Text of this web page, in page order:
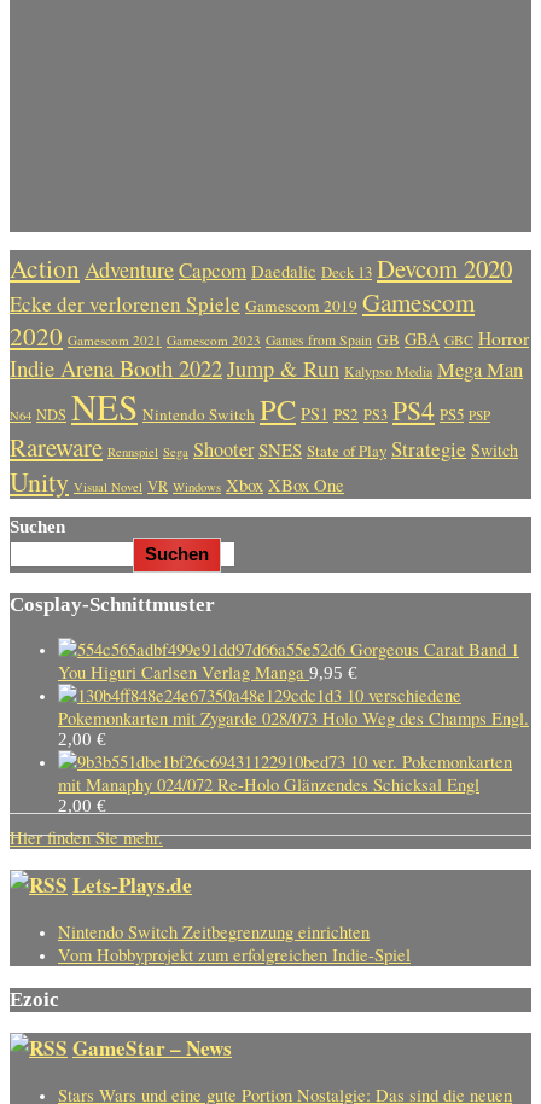
Action AdventureCapcom Daedalic Deck 13 Devcom 2020
Ecke der verlorenen Spiele Gamescom 2019 Gamescom
2020 Gamescom 2021 Gamescom 2023 Games from Spain GB GBA GBC Horror
Indie Arena Booth 2022Jump & Run Kalypso Media Mega Man
N64 NDS NES Nintendo Switch PC PS1 PS2 PS3 PS4 PS5 PSP
Rareware Rennspiel Sega Shooter SNES State of Play Strategie Switch
Unity Visual Novel VR Windows Xbox XBox One
Suchen
Suchen
Cosplay-Schnittmuster
Gorgeous Carat Band 1
You Higuri Carlsen Verlag Manga 9,95 €
10 verschiedene
Pokemonkarten mit Zygarde 028/073 Holo Weg des Champs Engl.
2,00 €
10 ver. Pokemonkarten
mit Manaphy 024/072 Re-Holo Glänzendes Schicksal Engl
2,00 €
Hier finden Sie mehr.
Lets-Plays.de
Nintendo Switch Zeitbegrenzung einrichten
Vom Hobbyprojekt zum erfolgreichen Indie-Spiel
Ezoic
GameStar – News
Stars Wars und eine gute Portion Nostalgie: Das sind die neuen